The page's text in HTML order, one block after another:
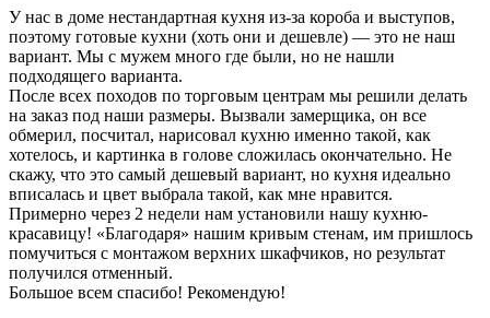
У нас в доме нестандартная кухня из-за короба и выступов,
поэтому готовые кухни (хоть они и дешевле) — это не наш
вариант. Мы с мужем много где были, но не нашли
подходящего варианта.
После всех походов по торговым центрам мы решили делать
на заказ под наши размеры. Вызвали замерщика, он все
обмерил, посчитал, нарисовал кухню именно такой, как
хотелось, и картинка в голове сложилась окончательно. Не
скажу, что это самый дешевый вариант, но кухня идеально
вписалась и цвет выбрала такой, как мне нравится.
Примерно через 2 недели нам установили нашу кухню-
красавицу! «Благодаря» нашим кривым стенам, им пришлось
помучиться с монтажом верхних шкафчиков, но результат
получился отменный.
Большое всем спасибо! Рекомендую!